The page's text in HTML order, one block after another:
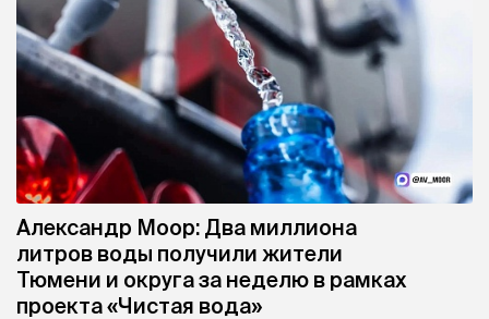
Александр Моор: Два миллиона
литров воды получили жители
Тюмени и округа за неделю в рамках
проекта «Чистая вода»